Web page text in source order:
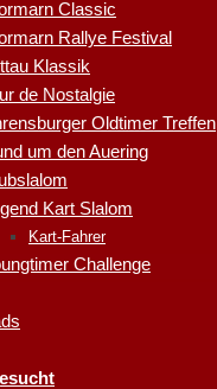
Classic
Rallye Festival
Klassik
de Nostalgie
Oldtimer Treffen
um den Auering
Kart Slalom
Kart-Fahrer
Challenge